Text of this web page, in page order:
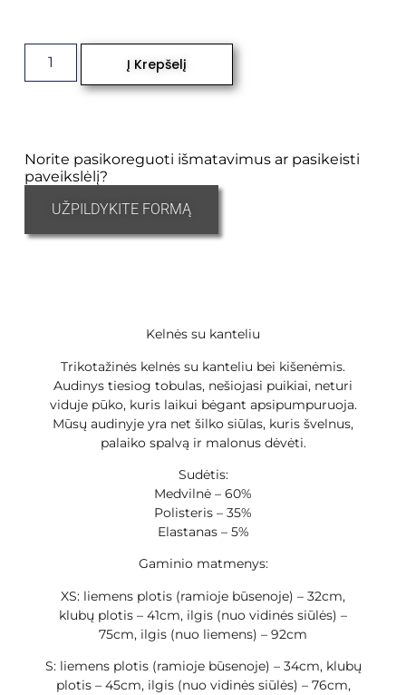
Kelnės su kanteliu
Trikotažinės kelnės su kanteliu bei kišenėmis.
Audinys tiesiog tobulas, nešiojasi puikiai, neturi
viduje pūko, kuris laikui bėgant apsipumpuruoja.
Mūsų audinyje yra net šilko siūlas, kuris švelnus,
palaiko spalvą ir malonus dėvėti.
Sudėtis:
Medvilnė – 60%
Polisteris – 35%
Elastanas – 5%
Gaminio matmenys:
XS: liemens plotis (ramioje būsenoje) – 32cm,
klubų plotis – 41cm, ilgis (nuo vidinės siūlės) –
75cm, ilgis (nuo liemens) – 92cm
S: liemens plotis (ramioje būsenoje) – 34cm, klubų
plotis – 45cm, ilgis (nuo vidinės siūlės) – 76cm,
Į Krepšelį
Norite pasikoreguoti išmatavimus ar pasikeisti
paveikslėlį?
UŽPILDYKITE FORMĄ